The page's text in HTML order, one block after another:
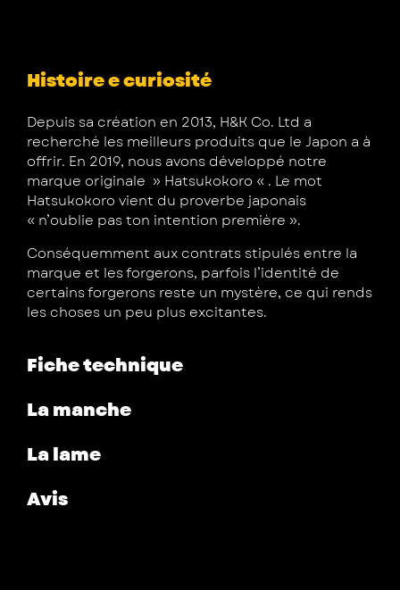
Histoire e curiosité
Depuis sa création en 2013, H&K Co. Ltd a
recherché les meilleurs produits que le Japon a à
offrir. En 2019, nous avons développé notre
marque originale » Hatsukokoro « . Le mot
Hatsukokoro vient du proverbe japonais
« n’oublie pas ton intention première ».
Conséquemment aux contrats stipulés entre la
marque et les forgerons, parfois l’identité de
certains forgerons reste un mystère, ce qui rends
les choses un peu plus excitantes.
Fiche technique
La manche
La lame
Avis